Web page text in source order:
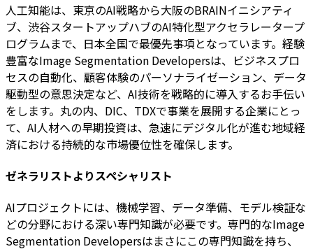
人工知能は、東京のAI戦略から大阪のBRAINイニシアティ
ブ、渋谷スタートアップハブのAI特化型アクセラレータープ
ログラムまで、日本全国で最優先事項となっています。経験
豊富なImage Segmentation Developersは、ビジネスプロ
セスの自動化、顧客体験のパーソナライゼーション、データ
駆動型の意思決定など、AI技術を戦略的に導入するお手伝い
をします。丸の内、DIC、TDXで事業を展開する企業にとっ
て、AI人材への早期投資は、急速にデジタル化が進む地域経
済における持続的な市場優位性を確保します。
ゼネラリストよりスペシャリスト
AIプロジェクトには、機械学習、データ準備、モデル検証な
どの分野における深い専門知識が必要です。専門的なImage
Segmentation Developersはまさにこの専門知識を持ち、